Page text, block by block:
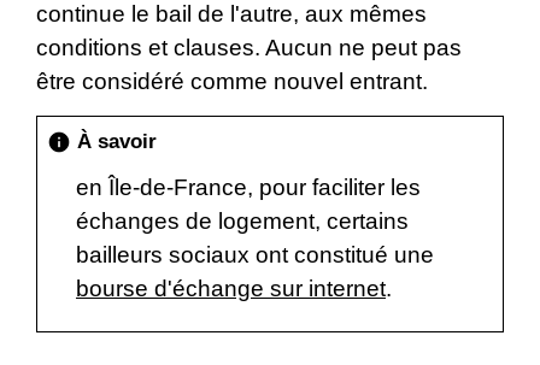
continue le bail de l'autre, aux mêmes
conditions et clauses. Aucun ne peut pas
être considéré comme nouvel entrant.
info À savoir
en Île-de-France, pour faciliter les
échanges de logement, certains
bailleurs sociaux ont constitué une
bourse d'échange sur internet.